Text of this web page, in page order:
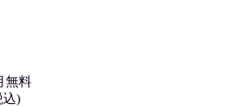
無料
込)